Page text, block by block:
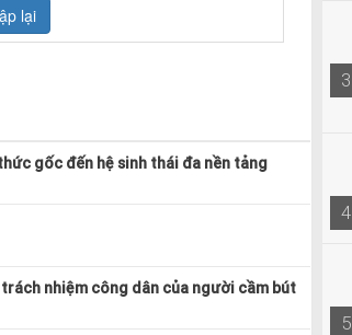
gốc đến hệ sinh thái đa nền tảng
nhiệm công dân của người cầm bút
3
4
5